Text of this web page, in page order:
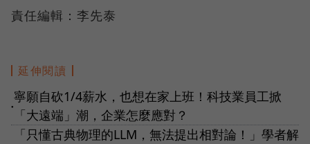
責任編輯：李先泰
延伸閱讀
●
寧願自砍1/4薪水，也想在家上班！科技業員工掀
「大遠端」潮，企業怎麼應對？
「只懂古典物理的LLM，無法提出相對論！」學者解